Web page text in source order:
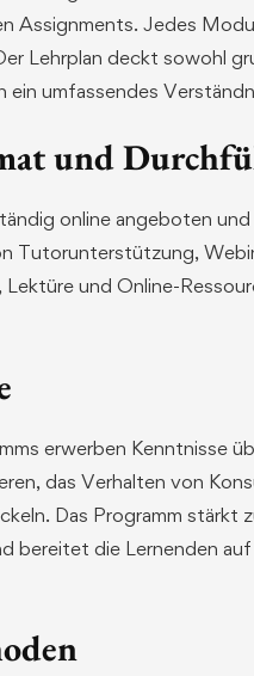
Assignments. Jedes
Lehrplan deckt sowohl
umfassendes
und
online angeboten
Tutorunterstützung,
und Online-
erwerben Kenntnisse
das Verhalten von
Das Programm stärkt
bereitet die Lernenden